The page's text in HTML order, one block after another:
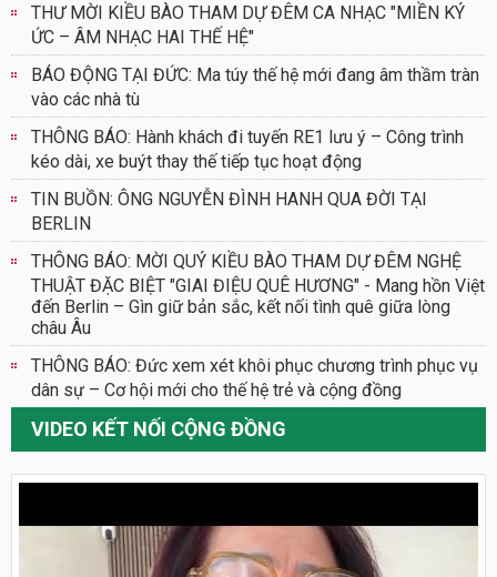
THƯ MỜI KIỀU BÀO THAM DỰ ĐÊM CA NHẠC "MIỀN KÝ
ỨC – ÂM NHẠC HAI THẾ HỆ"
BÁO ĐỘNG TẠI ĐỨC: Ma túy thế hệ mới đang âm thầm tràn
vào các nhà tù
THÔNG BÁO: Hành khách đi tuyến RE1 lưu ý – Công trình
kéo dài, xe buýt thay thế tiếp tục hoạt động
TIN BUỒN: ÔNG NGUYỄN ĐÌNH HANH QUA ĐỜI TẠI
BERLIN
THÔNG BÁO: MỜI QUÝ KIỀU BÀO THAM DỰ ĐÊM NGHỆ
THUẬT ĐẶC BIỆT "GIAI ĐIỆU QUÊ HƯƠNG" - Mang hồn Việt
đến Berlin – Gìn giữ bản sắc, kết nối tình quê giữa lòng
châu Âu
THÔNG BÁO: Đức xem xét khôi phục chương trình phục vụ
dân sự – Cơ hội mới cho thế hệ trẻ và cộng đồng
VIDEO KẾT NỐI CỘNG ĐỒNG